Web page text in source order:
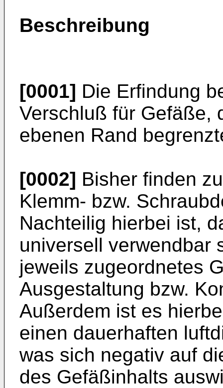
Beschreibung
[0001] Die Erfindung
Verschluß für Gefäße,
ebenen Rand
[0002] Bisher finden
Klemm- bzw.
Nachteilig hierbei ist,
universell verwendbar
jeweils zugeordnetes
Ausgestaltung bzw.
Außerdem ist es
einen dauerhaften
was sich negativ auf
des Gefäßinhalts